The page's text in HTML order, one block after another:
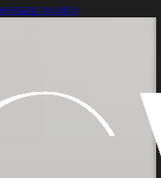
바닥글로 건너뛰기